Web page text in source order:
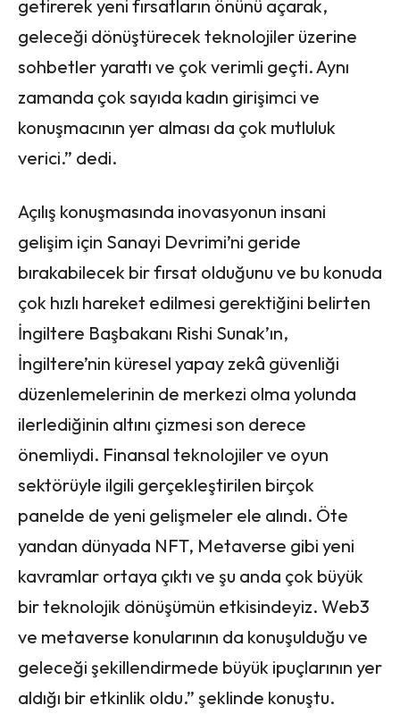
getirerek yeni fırsatların önünü açarak,
geleceği dönüştürecek teknolojiler üzerine
sohbetler yarattı ve çok verimli geçti. Aynı
zamanda çok sayıda kadın girişimci ve
konuşmacının yer alması da çok mutluluk
verici.” dedi.
Açılış konuşmasında inovasyonun insani
gelişim için Sanayi Devrimi’ni geride
bırakabilecek bir fırsat olduğunu ve bu konuda
çok hızlı hareket edilmesi gerektiğini belirten
İngiltere Başbakanı Rishi Sunak’ın,
İngiltere’nin küresel yapay zekâ güvenliği
düzenlemelerinin de merkezi olma yolunda
ilerlediğinin altını çizmesi son derece
önemliydi. Finansal teknolojiler ve oyun
sektörüyle ilgili gerçekleştirilen birçok
panelde de yeni gelişmeler ele alındı. Öte
yandan dünyada NFT, Metaverse gibi yeni
kavramlar ortaya çıktı ve şu anda çok büyük
bir teknolojik dönüşümün etkisindeyiz. Web3
ve metaverse konularının da konuşulduğu ve
geleceği şekillendirmede büyük ipuçlarının yer
aldığı bir etkinlik oldu.” şeklinde konuştu.